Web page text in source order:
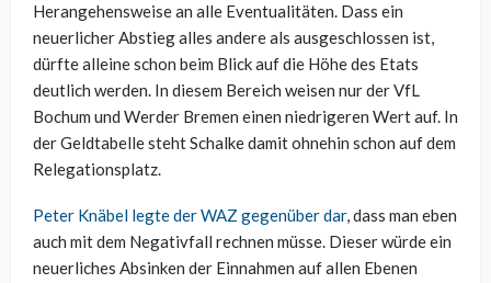
Herangehensweise an alle Eventualitäten. Dass ein
neuerlicher Abstieg alles andere als ausgeschlossen ist,
dürfte alleine schon beim Blick auf die Höhe des Etats
deutlich werden. In diesem Bereich weisen nur der VfL
Bochum und Werder Bremen einen niedrigeren Wert auf. In
der Geldtabelle steht Schalke damit ohnehin schon auf dem
Relegationsplatz.
Peter Knäbel legte der WAZ gegenüber dar, dass man eben
auch mit dem Negativfall rechnen müsse. Dieser würde ein
neuerliches Absinken der Einnahmen auf allen Ebenen